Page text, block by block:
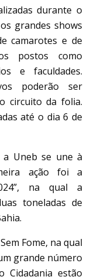
durante o
grandes shows
camarotes e de
postos como
e faculdades.
poderão ser
circuito da folia.
até o dia 6 de
a Uneb se une à
ação foi a
na qual a
toneladas de
Fome, na qual
grande número
Cidadania estão